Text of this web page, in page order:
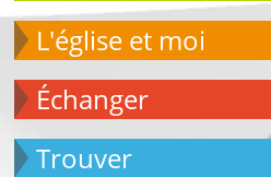
L'église et moi
échanger
Trouver